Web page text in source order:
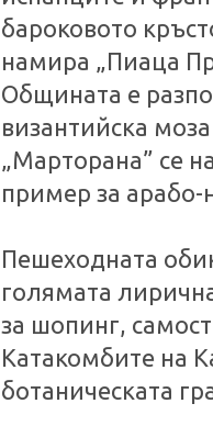
бароковото
намира „Пиаца
Общината е
византийска
„Марторана” се
пример за арабо-
Пешеходната
голямата
за шопинг,
Катакомбите на
ботаническата